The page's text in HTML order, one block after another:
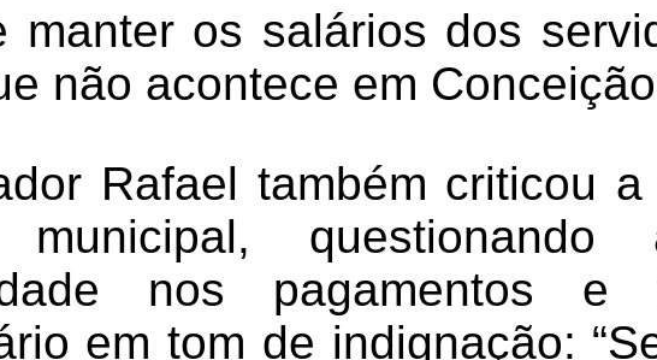
manter os salários dos
não acontece em
Rafael também criticou
municipal,
nos pagamentos e
em tom de indignação: